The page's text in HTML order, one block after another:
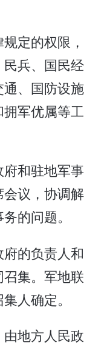
定的权限，
兵、国民经
、国防设施
军优属等工
和驻地军事
议，协调解
的问题。
的负责人和
集。军地联
人确定。
地方人民政